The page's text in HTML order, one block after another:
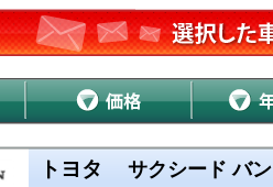
トヨタ サクシード バン